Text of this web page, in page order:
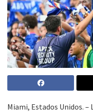
Miami, Estados Unidos.